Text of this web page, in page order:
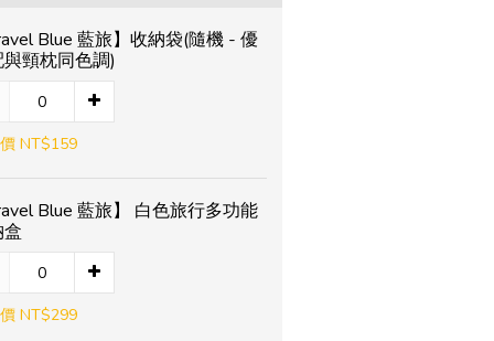
Blue 藍旅】收納袋(隨機 - 優
頸枕同色調)
NT$159
Blue 藍旅】 白色旅行多功能
NT$299